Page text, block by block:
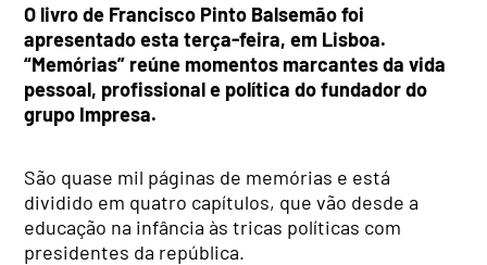
O livro de Francisco Pinto Balsemão foi
apresentado esta terça-feira, em Lisboa.
“Memórias” reúne momentos marcantes da vida
pessoal, profissional e política do fundador do
grupo Impresa.
São quase mil páginas de memórias e está
dividido em quatro capítulos, que vão desde a
educação na infância às tricas políticas com
presidentes da república.